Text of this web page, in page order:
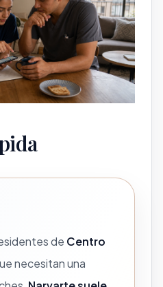
de Centro
necesitan una